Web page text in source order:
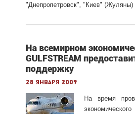
"Днепропетровск", "Киев" (Жуляны)
На всемирном
GULFSTREAM
поддержку
28 января 2009
На время